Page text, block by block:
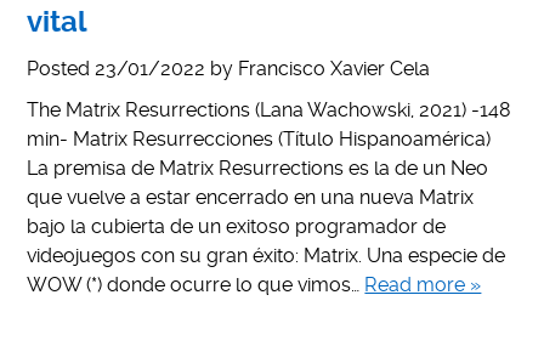
vital
Posted 23/01/2022 by Francisco Xavier Cela
The Matrix Resurrections (Lana Wachowski, 2021) -148
min- Matrix Resurrecciones (Título Hispanoamérica)
La premisa de Matrix Resurrections es la de un Neo
que vuelve a estar encerrado en una nueva Matrix
bajo la cubierta de un exitoso programador de
videojuegos con su gran éxito: Matrix. Una especie de
WOW (*) donde ocurre lo que vimos… Read more »